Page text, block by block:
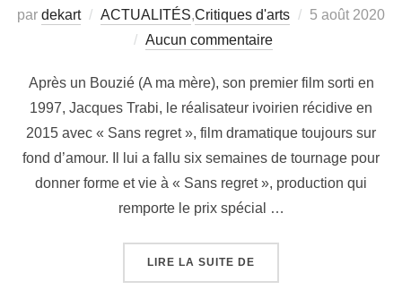
par dekart ACTUALITÉS,Critiques d'arts
5 août 2020
Aucun commentaire
Après un Bouzié (A ma mère), son premier film sorti en
1997, Jacques Trabi, le réalisateur ivoirien récidive en
2015 avec « Sans regret », film dramatique toujours sur
fond d’amour. Il lui a fallu six semaines de tournage pour
donner forme et vie à « Sans regret », production qui
remporte le prix spécial …
LIRE LA SUITE DE